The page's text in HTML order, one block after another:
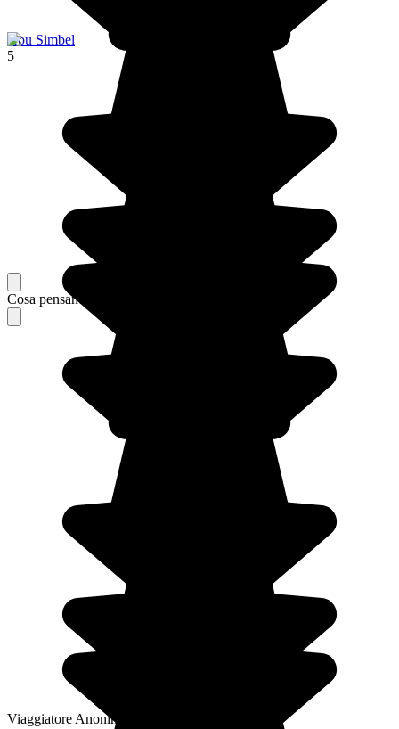
Abu Simbel
5
Cosa pensano i nostri viaggiatori del loro soggiorno
Viaggiatore Anonimo